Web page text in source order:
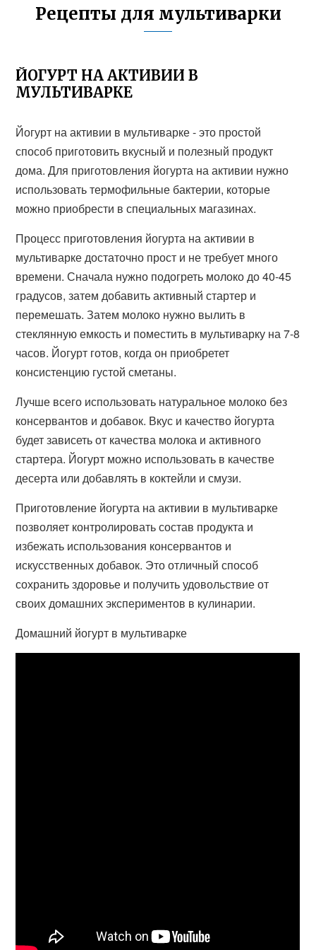
Рецепты для мультиварки
ЙОГУРТ НА АКТИВИИ В
МУЛЬТИВАРКЕ
Йогурт на активии в мультиварке - это простой
способ приготовить вкусный и полезный продукт
дома. Для приготовления йогурта на активии нужно
использовать термофильные бактерии, которые
можно приобрести в специальных магазинах.
Процесс приготовления йогурта на активии в
мультиварке достаточно прост и не требует много
времени. Сначала нужно подогреть молоко до 40-45
градусов, затем добавить активный стартер и
перемешать. Затем молоко нужно вылить в
стеклянную емкость и поместить в мультиварку на 7-8
часов. Йогурт готов, когда он приобретет
консистенцию густой сметаны.
Лучше всего использовать натуральное молоко без
консервантов и добавок. Вкус и качество йогурта
будет зависеть от качества молока и активного
стартера. Йогурт можно использовать в качестве
десерта или добавлять в коктейли и смузи.
Приготовление йогурта на активии в мультиварке
позволяет контролировать состав продукта и
избежать использования консервантов и
искусственных добавок. Это отличный способ
сохранить здоровье и получить удовольствие от
своих домашних экспериментов в кулинарии.
Домашний йогурт в мультиварке